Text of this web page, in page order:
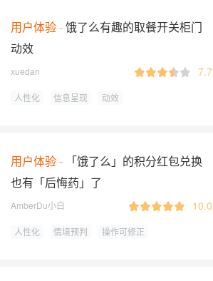
用户体验 饿了么有趣的取餐开关柜门
动效
xuedan 7.7
人性化 信息呈现 动效
用户体验
「饿了么」的积分红包兑换
也有「后悔药」了
AmberDu小白 10.0
人性化 情境预判 操作可修正